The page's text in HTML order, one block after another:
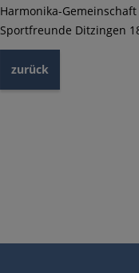
Harmonika-
Sportfreunde Ditzingen
zurück